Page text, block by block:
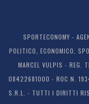
SPORTECONOMY -
POLITICO, ECONOMICO,
MARCEL VULPIS -
08422681000 - ROC N.
S.R.L. - TUTTI I DIRITTI